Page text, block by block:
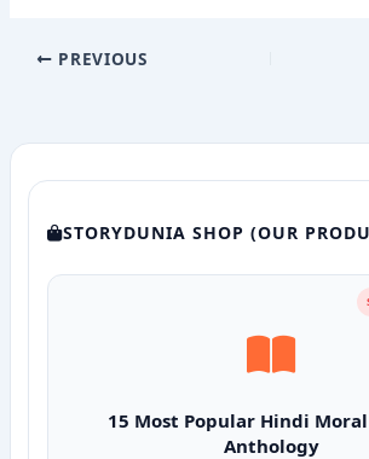
PREVIOUS
STORYDUNIA SHOP (OUR
15 Most Popular Hindi
Anthology